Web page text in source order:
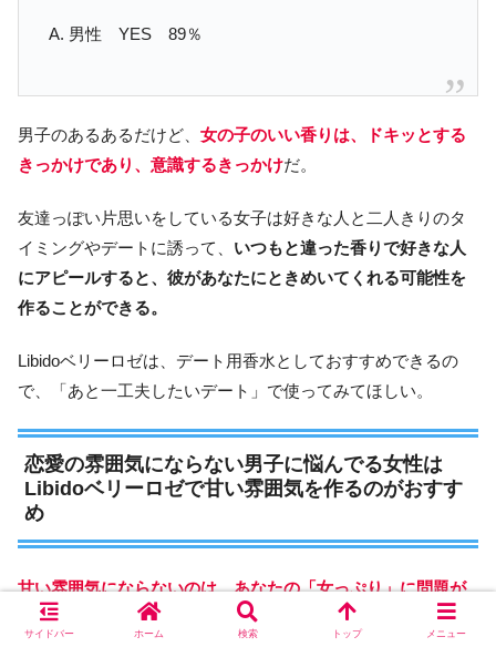
A. 男性 YES 89％
男子のあるあるだけど、 女の子のいい香りは、ドキッとする
きっかけであり、意識するきっかけだ。
友達っぽい片思いをしている女子は好きな人と二人きりのタ
イミングやデートに誘って、 いつもと違った香りで好きな人
にアピールすると、彼があなたにときめいてくれる可能性を
作ることができる。
Libidoベリーロゼは、デート用香水としておすすめできるの
で、「あと一工夫したいデート」で使ってみてほしい。
恋愛の雰囲気にならない男子に悩んでる女性は
Libidoベリーロゼで甘い雰囲気を作るのがおすす
め
甘い雰囲気にならないのは、あなたの「女っぷり」に問題が
あると言うより、「女を感じないところ」に問題がある。
サイドバー ホーム 検索 トップ メニュー